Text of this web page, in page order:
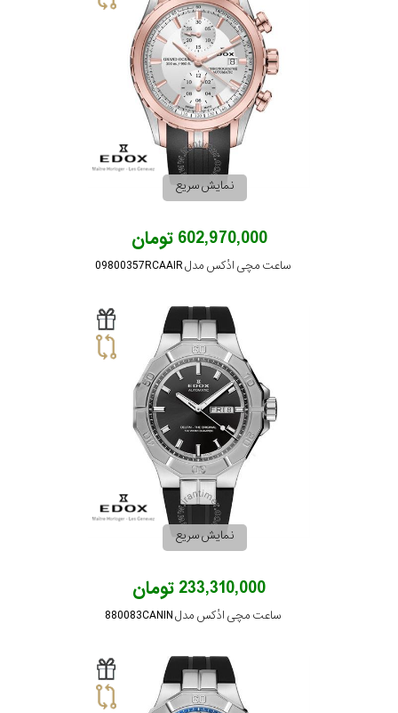
نمایش سریع
602,970,000 تومان
ساعت مچی ادُکس مدل 09800357RCAAIR
نمایش سریع
233,310,000 تومان
ساعت مچی ادُکس مدل 880083CANIN